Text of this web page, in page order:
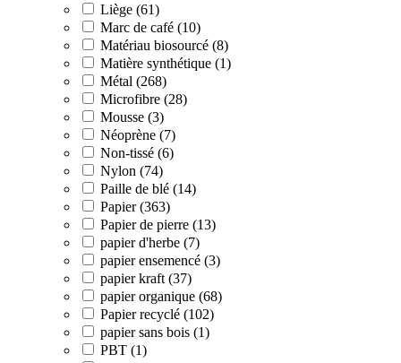
Liège (61)
Marc de café (10)
Matériau biosourcé (8)
Matière synthétique (1)
Métal (268)
Microfibre (28)
Mousse (3)
Néoprène (7)
Non-tissé (6)
Nylon (74)
Paille de blé (14)
Papier (363)
Papier de pierre (13)
papier d'herbe (7)
papier ensemencé (3)
papier kraft (37)
papier organique (68)
Papier recyclé (102)
papier sans bois (1)
PBT (1)